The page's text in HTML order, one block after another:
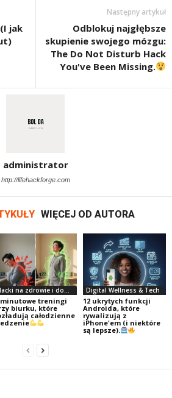
jak
Następny artykuł
Odblokuj najgłębsze
skupienie swojego mózgu:
The Do Not Disturb Hack
You've Been Missing.
administrator
http://lifehackforge.com
WIĘCEJ OD AUTORA
Hacki na zdrowie i dobre samopoczucie
treningi
biurku, które
całodzienne
Digital Wellness & Tech
12 ukrytych funkcji
Androida, które
rywalizują z
iPhone'em (i niektóre
są lepsze).